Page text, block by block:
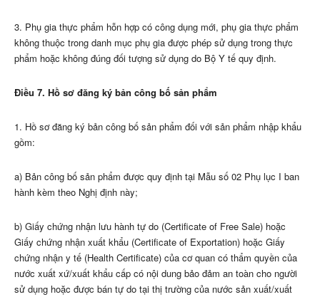
3. Phụ gia thực phẩm hỗn hợp có công dụng mới, phụ gia thực phẩm
không thuộc trong danh mục phụ gia được phép sử dụng trong thực
phẩm hoặc không đúng đối tượng sử dụng do Bộ Y tế quy định.
Điều 7. Hồ sơ đăng ký bản công bố sản phẩm
1. Hồ sơ đăng ký bản công bố sản phẩm đối với sản phẩm nhập khẩu
gồm:
a) Bản công bố sản phẩm được quy định tại Mẫu số 02 Phụ lục I ban
hành kèm theo Nghị định này;
b) Giấy chứng nhận lưu hành tự do (Certificate of Free Sale) hoặc
Giấy chứng nhận xuất khẩu (Certificate of Exportation) hoặc Giấy
chứng nhận y tế (Health Certificate) của cơ quan có thẩm quyền của
nước xuất xứ/xuất khẩu cấp có nội dung bảo đảm an toàn cho người
sử dụng hoặc được bán tự do tại thị trường của nước sản xuất/xuất